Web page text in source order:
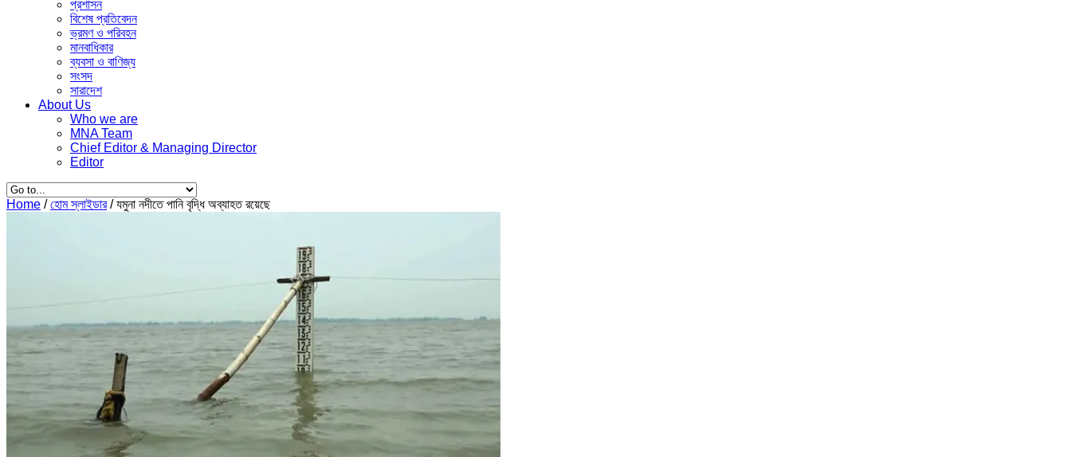
প্রশাসন
বিশেষ প্রতিবেদন
ভ্রমণ ও পরিবহন
মানবাধিকার
ব্যবসা ও বাণিজ্য
সংসদ
সারাদেশ
About Us
Who we are
MNA Team
Chief Editor & Managing Director
Editor
Home /হোম স্লাইডার/যমুনা নদীতে পানি বৃদ্ধি অব্যাহত রয়েছে